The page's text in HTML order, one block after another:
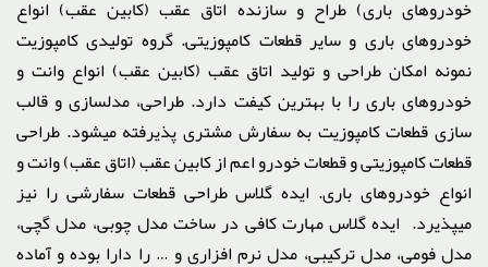
خودروهای باری) طراح و سازنده اتاق عقب (کابین عقب) انواع
خودروهای باری و سایر قطعات کامپوزیتی. گروه تولیدی کامپوزیت
نمونه امکان طراحی و تولید اتاق عقب (کابین عقب) انواع وانت و
خودروهای باری را با بهترین کیفت دارد. طراحی، مدلسازی و قالب
سازی قطعات کامپوزیت به سفارش مشتری پذیرفته میشود. طراحی
قطعات کامپوزیتی و قطعات خودرو اعم از کابین عقب (اتاق عقب) وانت و
انواع خودروهای باری. ایده گلاس طراحی قطعات سفارشی را نیز
میپذیرد. ایده گلاس مهارت کافی در ساخت مدل چوبی، مدل گچی،
مدل فومی، مدل ترکیبی، مدل نرم افزاری و … را دارا بوده و آماده